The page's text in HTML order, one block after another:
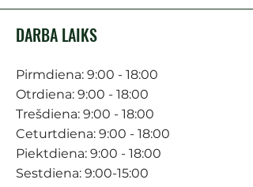
DARBA LAIKS
Pirmdiena: 9:00 - 18:00
Otrdiena: 9:00 - 18:00
Trešdiena: 9:00 - 18:00
Ceturtdiena: 9:00 - 18:00
Piektdiena: 9:00 - 18:00
Sestdiena: 9:00-15:00